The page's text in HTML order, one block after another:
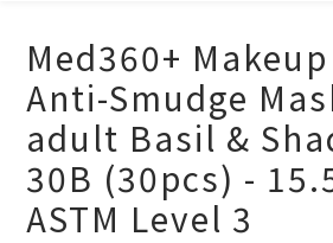
新會員送10元購物金
Med360+
Anti-Smudge
adult Basil &
30B (30pcs) -
ASTM Level 3